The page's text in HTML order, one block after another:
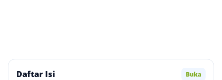
Daftar Isi Buka